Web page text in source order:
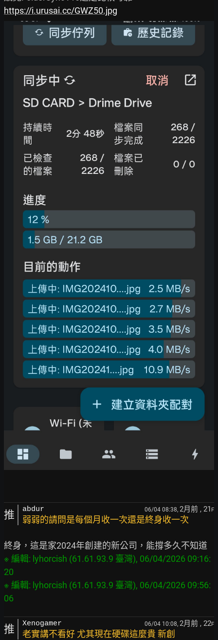
https://i.urusai.cc/GWZ50.jpg
推 abdur 06/04 08:38, 2月前 , 21 F
弱弱的請問是每個月收一次還是終身收一次
※ 編輯: lyhorcish (61.61.93.9 臺灣), 06/04/2026 09:16:
20
※ 編輯: lyhorcish (61.61.93.9 臺灣), 06/04/2026 09:56:
推 Xenogamer 06/04 10:08, 2月前 , 22F
老實講不看好 尤其現在硬碟這麼貴 新創